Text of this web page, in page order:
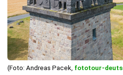
(Foto: Andreas Pacek, fototour-